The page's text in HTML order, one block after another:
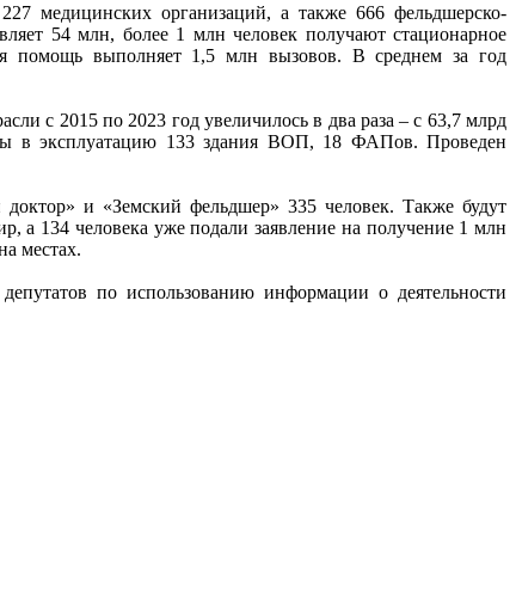
медицинских организаций, а также 666 фельдшерско-
54 млн, более 1 млн человек получают стационарное
помощь выполняет 1,5 млн вызовов. В среднем за год
с 2015 по 2023 год увеличилось в два раза – с 63,7 млрд
в эксплуатацию 133 здания ВОП, 18 ФАПов. Проведен
и «Земский фельдшер» 335 человек. Также будут
а 134 человека уже подали заявление на получение 1 млн
местах.
по использованию информации о деятельности